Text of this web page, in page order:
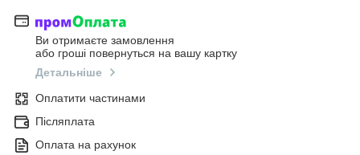
Ви отримаєте замовлення
або гроші повернуться на вашу картку
Детальніше
Оплатити частинами
Післяплата
Оплата на рахунок